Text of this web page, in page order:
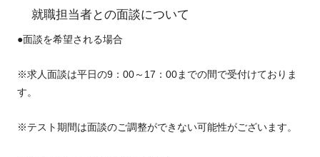
就職担当者との面談について
●面談を希望される場合
※求人面談は平日の9：00～17：00までの間で受付けておりま
す。
※テスト期間は面談のご調整ができない可能性がございます。